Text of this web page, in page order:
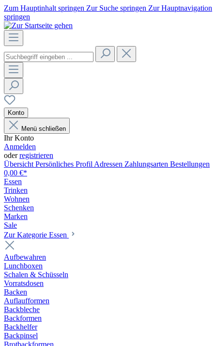
Zum Hauptinhalt springen Zur Suche springen Zur Hauptnavigation
springen
Konto
Menü schließen
Ihr Konto
Anmelden
oderregistrieren
Übersicht Persönliches Profil Adressen Zahlungsarten Bestellungen
0,00 €*
Essen
Trinken
Wohnen
Schenken
Marken
Sale
Zur Kategorie Essen
Aufbewahren
Lunchboxen
Schalen & Schüsseln
Vorratsdosen
Backen
Auflaufformen
Backbleche
Backformen
Backhelfer
Backpinsel
Brotbackformen